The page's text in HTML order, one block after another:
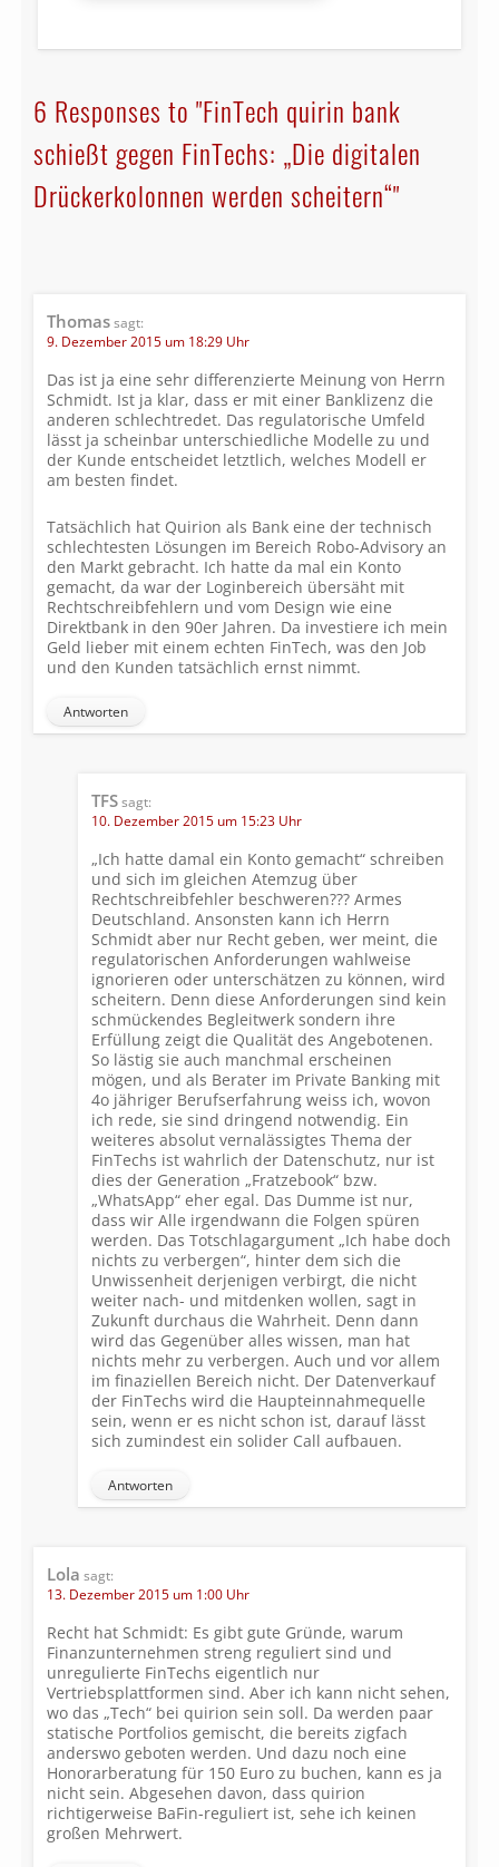
6 Responses to "FinTech quirin bank
schießt gegen FinTechs: „Die digitalen
Drückerkolonnen werden scheitern“"
Thomassagt:
9. Dezember 2015 um 18:29 Uhr
Das ist ja eine sehr differenzierte Meinung von Herrn
Schmidt. Ist ja klar, dass er mit einer Banklizenz die
anderen schlechtredet. Das regulatorische Umfeld
lässt ja scheinbar unterschiedliche Modelle zu und
der Kunde entscheidet letztlich, welches Modell er
am besten findet.
Tatsächlich hat Quirion als Bank eine der technisch
schlechtesten Lösungen im Bereich Robo-Advisory an
den Markt gebracht. Ich hatte da mal ein Konto
gemacht, da war der Loginbereich übersäht mit
Rechtschreibfehlern und vom Design wie eine
Direktbank in den 90er Jahren. Da investiere ich mein
Geld lieber mit einem echten FinTech, was den Job
und den Kunden tatsächlich ernst nimmt.
Antworten
TFSsagt:
10. Dezember 2015 um 15:23 Uhr
„Ich hatte damal ein Konto gemacht“ schreiben
und sich im gleichen Atemzug über
Rechtschreibfehler beschweren??? Armes
Deutschland. Ansonsten kann ich Herrn
Schmidt aber nur Recht geben, wer meint, die
regulatorischen Anforderungen wahlweise
ignorieren oder unterschätzen zu können, wird
scheitern. Denn diese Anforderungen sind kein
schmückendes Begleitwerk sondern ihre
Erfüllung zeigt die Qualität des Angebotenen.
So lästig sie auch manchmal erscheinen
mögen, und als Berater im Private Banking mit
4o jähriger Berufserfahrung weiss ich, wovon
ich rede, sie sind dringend notwendig. Ein
weiteres absolut vernalässigtes Thema der
FinTechs ist wahrlich der Datenschutz, nur ist
dies der Generation „Fratzebook“ bzw.
„WhatsApp“ eher egal. Das Dumme ist nur,
dass wir Alle irgendwann die Folgen spüren
werden. Das Totschlagargument „Ich habe doch
nichts zu verbergen“, hinter dem sich die
Unwissenheit derjenigen verbirgt, die nicht
weiter nach- und mitdenken wollen, sagt in
Zukunft durchaus die Wahrheit. Denn dann
wird das Gegenüber alles wissen, man hat
nichts mehr zu verbergen. Auch und vor allem
im finaziellen Bereich nicht. Der Datenverkauf
der FinTechs wird die Haupteinnahmequelle
sein, wenn er es nicht schon ist, darauf lässt
sich zumindest ein solider Call aufbauen.
Antworten
Lola sagt:
13. Dezember 2015 um 1:00 Uhr
Recht hat Schmidt: Es gibt gute Gründe, warum
Finanzunternehmen streng reguliert sind und
unregulierte FinTechs eigentlich nur
Vertriebsplattformen sind. Aber ich kann nicht sehen,
wo das „Tech“ bei quirion sein soll. Da werden paar
statische Portfolios gemischt, die bereits zigfach
anderswo geboten werden. Und dazu noch eine
Honorarberatung für 150 Euro zu buchen, kann es ja
nicht sein. Abgesehen davon, dass quirion
richtigerweise BaFin-reguliert ist, sehe ich keinen
großen Mehrwert.